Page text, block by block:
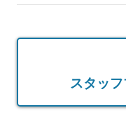
スタッ